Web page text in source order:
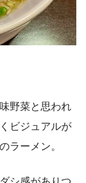
野菜と思われ
ビジュアルが
ラーメン。